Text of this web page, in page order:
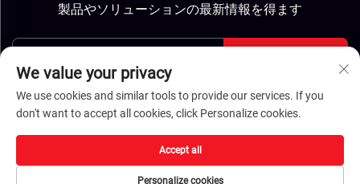
製品やソリューションの最新情報を得ます
著作権 © ヘイベイ ジンビアオ 建設材料テクノロジー株式
We value your privacy
We use cookies and similar tools to provide our services. If you
don't want to accept all cookies, click Personalize cookies.
Personalize cookies
Accept all